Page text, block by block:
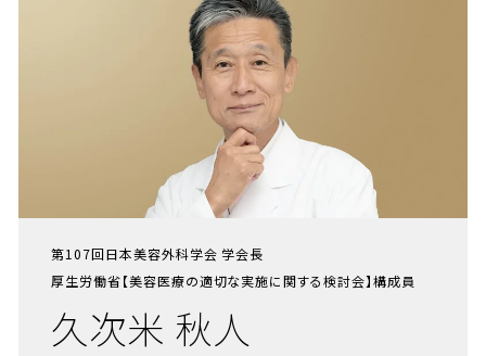
第107回日本美容外科学会 学会長
厚生労働省【美容医療の適切な実施に関する検討会】構成員
久次米 秋人